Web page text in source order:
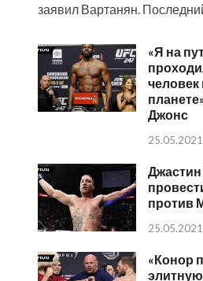
заявил Вартанян.
«Я на
человек
Джонс
25.05.2021
против
25.05.2021
«Конор
элитную